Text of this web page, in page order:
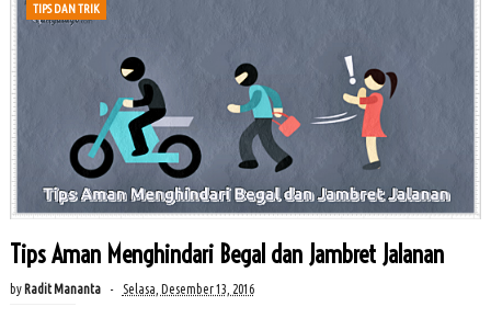
TIPS DAN TRIK
Tips Aman Menghindari Begal dan Jambret Jalanan
by Radit Mananta Selasa, Desember 13, 2016